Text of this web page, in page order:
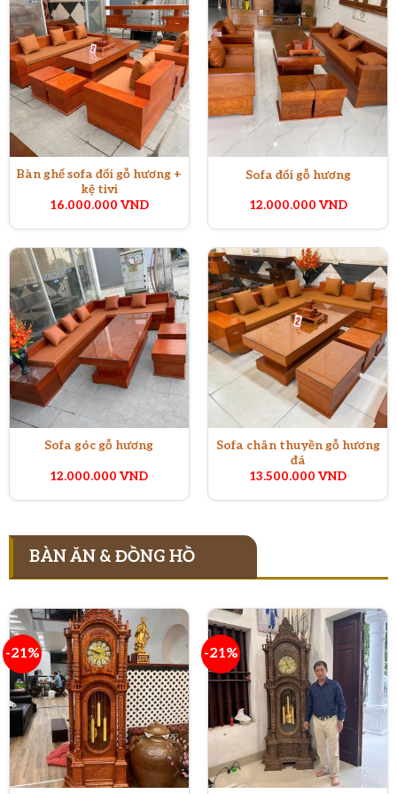
Bàn ghế sofa đối gỗ hương +
kệ tivi
16.000.000 VND
Sofa đối gỗ hương
12.000.000 VND
Sofa góc gỗ hương
12.000.000VND
Sofa chân thuyền gỗ hương
đá
13.500.000VND
BÀN ĂN & ĐỒNG HỒ
-21% -21%